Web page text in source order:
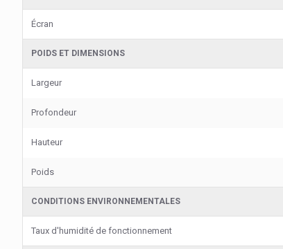
Écran
POIDS ET DIMENSIONS
Largeur
Profondeur
Hauteur
Poids
CONDITIONS ENVIRONNEMENTALES
Taux d'humidité de fonctionnement